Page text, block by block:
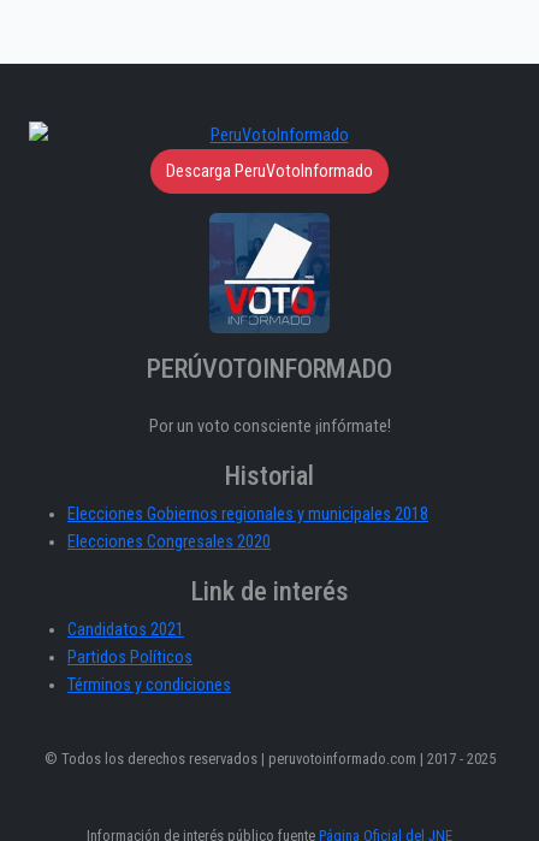
Descarga PeruVotoInformado
PERÚVOTOINFORMADO
Por un voto consciente ¡infórmate!
Historial
Elecciones Gobiernos regionales y municipales 2018
Elecciones Congresales 2020
Link de interés
Candidatos 2021
Partidos Políticos
Términos y condiciones
© Todos los derechos reservados | peruvotoinformado.com | 2017 - 2025
Información de interés público fuente Página Oficial del JNE